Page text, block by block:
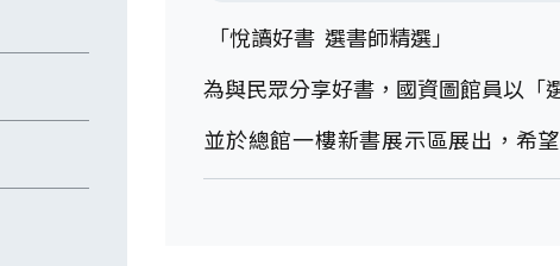
「悅讀好書 選書師精選」
為與民眾分享好書，國資圖館員以「
並於總館一樓新書展示區展出，希
閱。